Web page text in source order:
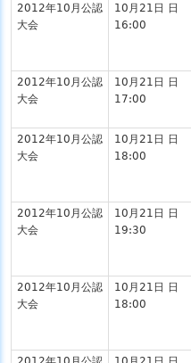
2012年10月公認
大会
10月21日 日
16:00
2012年10月公認
大会
10月21日 日
17:00
2012年10月公認
大会
10月21日 日
18:00
2012年10月公認
大会
10月21日 日
19:30
2012年10月公認
大会
10月21日 日
18:00